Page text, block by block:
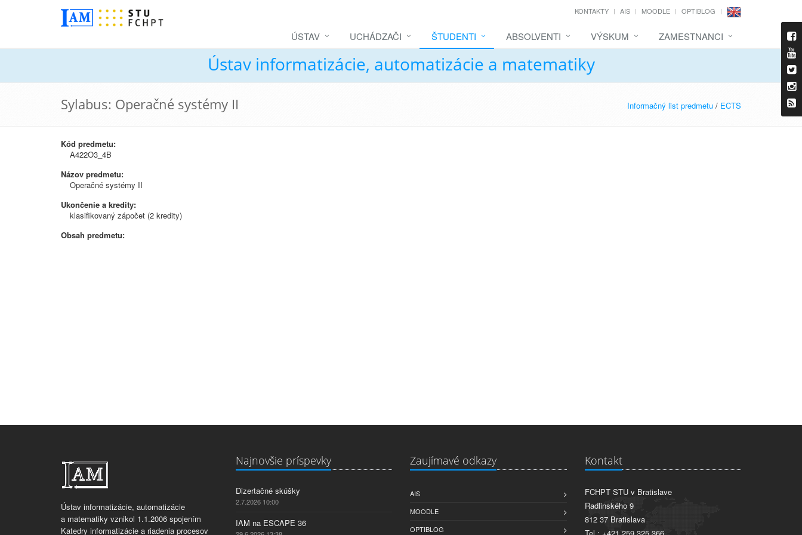
KONTAKTY AIS MOODLE OPTIBLOG
ÚSTAV UCHÁDZAČI ŠTUDENTI ABSOLVENTI VÝSKUM ZAMESTNANCI
Ústav informatizácie, automatizácie a matematiky
Sylabus: Operačné systémy II Informačný list predmetu / ECTS
Kód predmetu:
A422O3_4B
Názov predmetu:
Operačné systémy II
Ukončenie a kredity:
klasifikovaný zápočet (2 kredity)
Obsah predmetu:
Ústav informatizácie, automatizácie
a matematiky vznikol 1.1.2006 spojením
Katedry informatizácie a riadenia procesov
Najnovšie príspevky
Dizertačné skúšky
2.7.2026 10:00
IAM na ESCAPE 36
Zaujímavé odkazy
AIS
MOODLE
OPTIBLOG
Kontakt
FCHPT STU v Bratislave
Radlinského 9
812 37 Bratislava